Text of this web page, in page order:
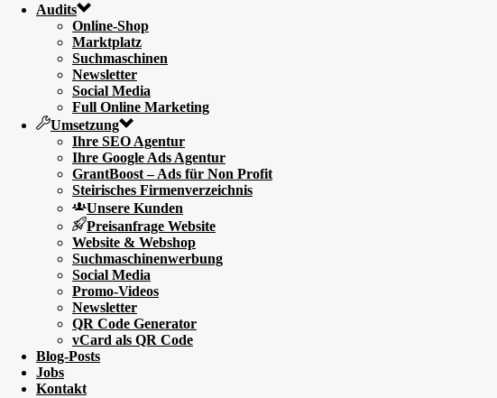
Audits
Online-Shop
Marktplatz
Suchmaschinen
Newsletter
Social Media
Full Online Marketing
Umsetzung
Ihre SEO Agentur
Ihre Google Ads Agentur
GrantBoost – Ads für Non Profit
Steirisches Firmenverzeichnis
Unsere Kunden
Preisanfrage Website
Website & Webshop
Suchmaschinenwerbung
Social Media
Promo-Videos
Newsletter
QR Code Generator
vCard als QR Code
Blog-Posts
Jobs
Kontakt